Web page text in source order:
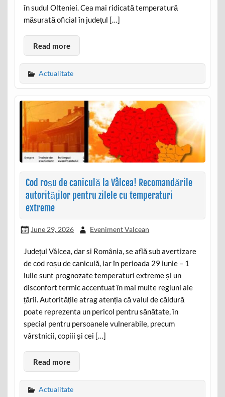
în sudul Olteniei. Cea mai ridicată temperatură
măsurată oficial în județul […]
Read more
Actualitate
Cod roșu de caniculă la Vâlcea! Recomandările
autorităților pentru zilele cu temperaturi
extreme
June 29, 2026 Eveniment Valcean
Județul Vâlcea, dar si România, se află sub avertizare
de cod roșu de caniculă, iar în perioada 29 iunie – 1
iulie sunt prognozate temperaturi extreme și un
disconfort termic accentuat în mai multe regiuni ale
țării. Autoritățile atrag atenția că valul de căldură
poate reprezenta un pericol pentru sănătate, în
special pentru persoanele vulnerabile, precum
vârstnicii, copiii și cei […]
Read more
Actualitate